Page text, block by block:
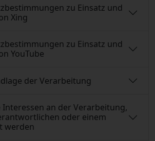
zu Einsatz und
Xing
zu Einsatz und
YouTube
der Verarbeitung
Interessen an der Verarbeitung,
oder einem
werden